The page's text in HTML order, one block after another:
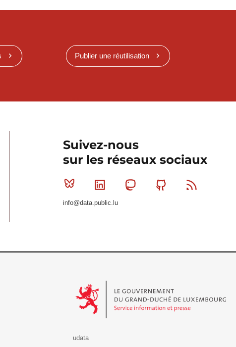
Publier une réutilisation
Suivez-nous
sur les réseaux sociaux
Bluesky Linkedin MastodonGithub
info@data.public.lu
udata